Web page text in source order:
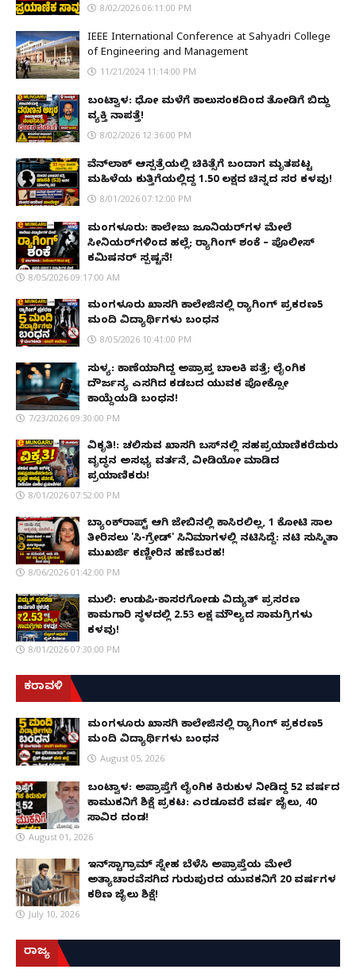
8/02/2026 06:11:00 PM
IEEE International Conference at Sahyadri College
of Engineering and Management
11/21/2024 11:14:00 PM
ಬಂಟ್ವಾಳ: ಧೋ ಮಳೆಗೆ ಕಾಲುಸಂಕದಿಂದ ತೋಡಿಗೆ ಬಿದ್ದು
ವ್ಯಕ್ತಿ ನಾಪತ್ತೆ!
8/02/2026 12:36:00 PM
ವೆನ್‌ಲಾಕ್ ಆಸ್ಪತ್ರೆಯಲ್ಲಿ ಚಿಕಿತ್ಸೆಗೆ ಬಂದಾಗ ಮೃತಪಟ್ಟ
ಮಹಿಳೆಯ ಕುತ್ತಿಗೆಯಲ್ಲಿದ್ದ ₹1.50 ಲಕ್ಷದ ಚಿನ್ನದ ಸರ ಕಳವು!
8/01/2026 07:12:00 PM
ಮಂಗಳೂರು: ಕಾಲೇಜು ಜೂನಿಯರ್‌ಗಳ ಮೇಲೆ
ಸೀನಿಯರ್‌ಗಳಿಂದ ಹಲ್ಲೆ; ರ‌್ಯಾಗಿಂಗ್ ಶಂಕೆ – ಪೊಲೀಸ್
ಕಮಿಷನರ್ ಸ್ಪಷ್ಟನೆ!
8/05/2026 09:17:00 AM
ಮಂಗಳೂರು ಖಾಸಗಿ ಕಾಲೇಜಿನಲ್ಲಿ ರ‌್ಯಾಗಿಂಗ್ ಪ್ರಕರಣ5
ಮಂದಿ ವಿದ್ಯಾರ್ಥಿಗಳು ಬಂಧನ
8/05/2026 10:41:00 PM
ಸುಳ್ಯ: ಕಾಣೆಯಾಗಿದ್ದ ಅಪ್ರಾಪ್ತ ಬಾಲಕಿ ಪತ್ತೆ; ಲೈಂಗಿಕ
ದೌರ್ಜನ್ಯ ಎಸಗಿದ ಕಡಬದ ಯುವಕ ಪೋಕ್ಸೋ
ಕಾಯ್ದೆಯಡಿ ಬಂಧನ!
7/23/2026 09:30:00 PM
ವಿಕೃತಿ!: ಚಲಿಸುವ ಖಾಸಗಿ ಬಸ್‌ನಲ್ಲಿ ಸಹಪ್ರಯಾಣಿಕರೆದುರು
ವೃದ್ಧನ ಅಸಭ್ಯ ವರ್ತನೆ, ವೀಡಿಯೋ ಮಾಡಿದ
ಪ್ರಯಾಣಿಕರು!
8/01/2026 07:52:00 PM
ಬ್ಯಾಂಕ್‌ರಾಪ್ಟ್‌ ಆಗಿ ಜೇಬಿನಲ್ಲಿ ಕಾಸಿರಲಿಲ್ಲ, ₹1 ಕೋಟಿ ಸಾಲ
ತೀರಿಸಲು 'ಸಿ-ಗ್ರೇಡ್' ಸಿನಿಮಾಗಳಲ್ಲಿ ನಟಿಸಿದ್ದೆ: ನಟಿ ಸುಸ್ಮಿತಾ
ಮುಖರ್ಜಿ ಕಣ್ಣೀರಿನ ಹಣೆಬರಹ!
8/06/2026 01:42:00 PM
ಮುಲ್ಕಿ: ಉಡುಪಿ-ಕಾಸರಗೋಡು ವಿದ್ಯುತ್ ಪ್ರಸರಣ
ಕಾಮಗಾರಿ ಸ್ಥಳದಲ್ಲಿ ₹2.53 ಲಕ್ಷ ಮೌಲ್ಯದ ಸಾಮಗ್ರಿಗಳು
ಕಳವು!
8/01/2026 07:30:00 PM
ಕರಾವಳಿ
ಮಂಗಳೂರು ಖಾಸಗಿ ಕಾಲೇಜಿನಲ್ಲಿ ರ‌್ಯಾಗಿಂಗ್ ಪ್ರಕರಣ5
ಮಂದಿ ವಿದ್ಯಾರ್ಥಿಗಳು ಬಂಧನ
August 05, 2026
ಬಂಟ್ವಾಳ: ಅಪ್ರಾಪ್ತೆಗೆ ಲೈಂಗಿಕ ಕಿರುಕುಳ ನೀಡಿದ್ದ 52 ವರ್ಷದ
ಕಾಮುಕನಿಗೆ ಶಿಕ್ಷೆ ಪ್ರಕಟ: ಎರಡೂವರೆ ವರ್ಷ ಜೈಲು, ₹40
ಸಾವಿರ ದಂಡ!
August 01, 2026
ಇನ್‌ಸ್ಟಾಗ್ರಾಮ್ ಸ್ನೇಹ ಬೆಳೆಸಿ ಅಪ್ರಾಪ್ತೆಯ ಮೇಲೆ
ಅತ್ಯಾಚಾರವೆಸಗಿದ ಗುರುಪುರದ ಯುವಕನಿಗೆ 20 ವರ್ಷಗಳ
ಕಠಿಣ ಜೈಲು ಶಿಕ್ಷೆ!
July 10, 2026
ರಾಜ್ಯ